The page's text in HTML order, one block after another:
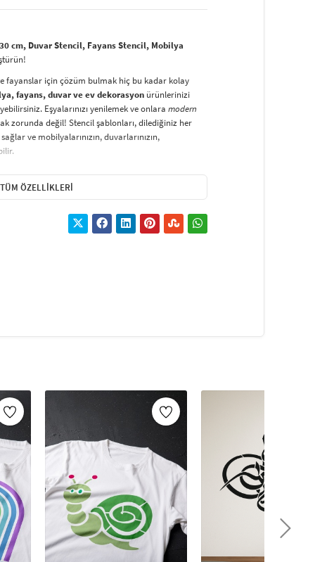
cm, Duvar Stencil, Fayans Stencil, Mobilya
fayanslar için çözüm bulmak hiç bu kadar kolay
fayans, duvar ve ev dekorasyon ürünlerinizi
Eşyalarınızı yenilemek ve onlara modern
zorunda değil! Stencil şablonları, dilediğiniz her
sağlar ve mobilyalarınızın, duvarlarınızın,
Evinizi, kişisel zevkinizle özelleştirebilir
El işi ve ev dekorasyonusevenler için stencil,
kullanılabilir. Özel hammaddeden üretilen
ÖZELLIKLERI